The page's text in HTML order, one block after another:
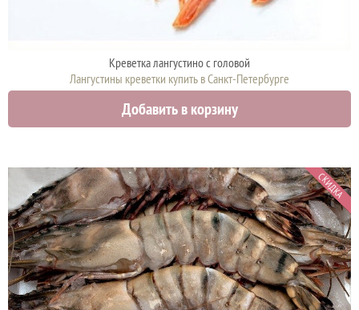
Креветка лангустинo с головой
Лангустины креветки купить в Санкт-Петербурге
Добавить в корзину
СКИДКА